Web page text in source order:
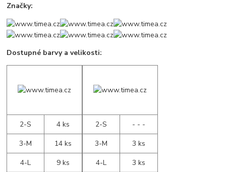
Značky:
Dostupné barvy a velikosti:
2-S
4 ks
3-M
14 ks
4-L
9 ks
2-S
- - -
3-M
3 ks
4-L
3 ks